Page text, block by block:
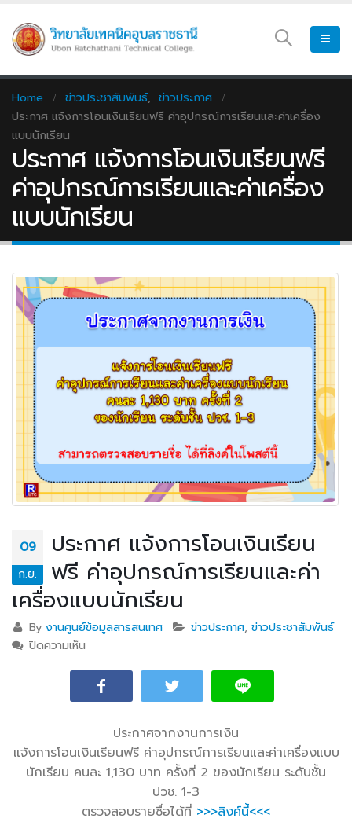
Home ข่าวประชาสัมพันธ์, ข่าวประกาศ
ประกาศ แจ้งการโอนเงินเรียนฟรี ค่าอุปกรณ์การเรียนและค่าเครื่อง
แบบนักเรียน
ประกาศ แจ้งการโอนเงินเรียนฟรี
ค่าอุปกรณ์การเรียนและค่าเครื่อง
แบบนักเรียน
09
ก.ย.
ประกาศ แจ้งการโอนเงินเรียน
ฟรี ค่าอุปกรณ์การเรียนและค่า
เครื่องแบบนักเรียน
Byงานศูนย์ข้อมูลสารสนเทศ ข่าวประกาศ, ข่าวประชาสัมพันธ์
ปิดความเห็น
ประกาศจากงานการเงิน
แจ้งการโอนเงินเรียนฟรี ค่าอุปกรณ์การเรียนและค่าเครื่องแบบ
นักเรียน คนละ 1,130 บาท ครั้งที่ 2 ของนักเรียน ระดับชั้น
ปวช. 1-3
ตรวจสอบรายชื่อได้ที่ >>>ลิงค์นี้<<<